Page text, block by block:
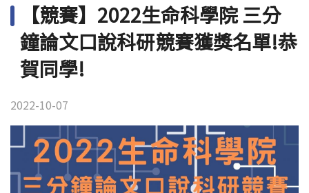
招生資訊
Eng
【競賽】2022生命科學院 三分
鐘論文口說科研競賽獲獎名單!恭
賀同學!
2022-10-07